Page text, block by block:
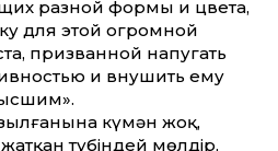
разной формы и цвета,
для этой огромной
призванной напугать
и внушить ему
күмән жоқ,
түбіндей мөлдір,